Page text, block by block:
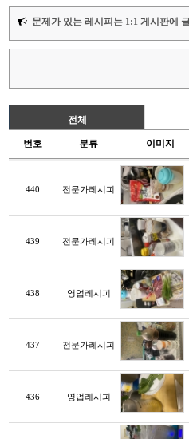
문제가 있는 레시피는 1:1 게시판에
전체
번호 분류 이미지
440 전문가레시피
439 전문가레시피
438 영업레시피
437 전문가레시피
436 영업레시피